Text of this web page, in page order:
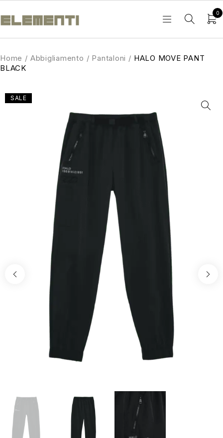
0
Home / Abbigliamento / Pantaloni / HALO MOVE PANT
BLACK
SALE